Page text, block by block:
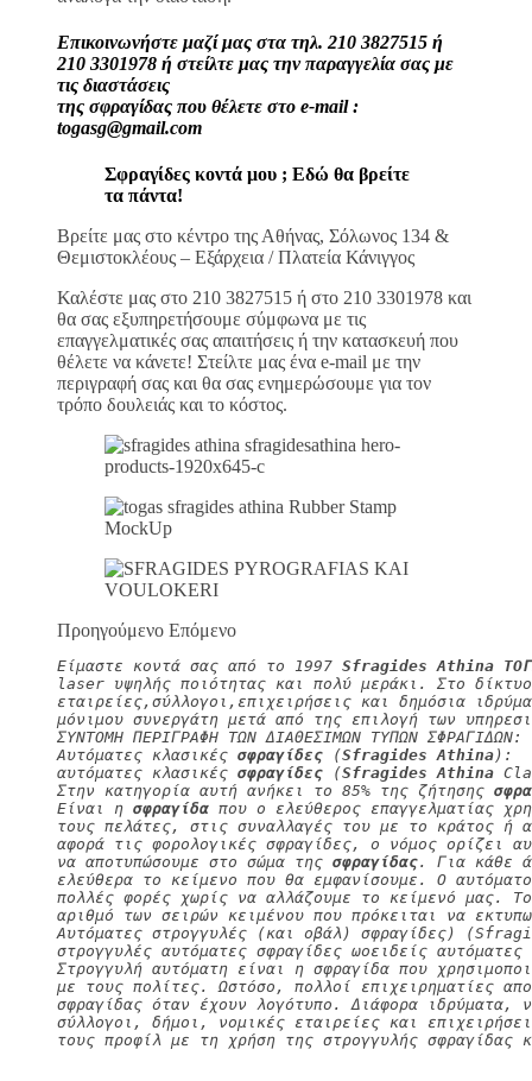
Επικοινωνήστε μαζί μας στα τηλ. 210 3827515 ή
210 3301978 ή στείλτε μας την παραγγελία σας με
τις διαστάσεις
της σφραγίδας που θέλετε στο e-mail :
togasg@gmail.com
Σφραγίδες κοντά μου ; Εδώ θα βρείτε
τα πάντα!
Βρείτε μας στο κέντρο της Αθήνας, Σόλωνος 134 &
Θεμιστοκλέους – Εξάρχεια / Πλατεία Κάνιγγος
Καλέστε μας στο 210 3827515 ή στο 210 3301978 και
θα σας εξυπηρετήσουμε σύμφωνα με τις
επαγγελματικές σας απαιτήσεις ή την κατασκευή που
θέλετε να κάνετε! Στείλτε μας ένα e-mail με την
περιγραφή σας και θα σας ενημερώσουμε για τον
τρόπο δουλειάς και το κόστος.
Προηγούμενο Επόμενο
Είμαστε κοντά σας από το 1997 Sfragides Athina
laser υψηλής ποιότητας και πολύ μεράκι. Στο
εταιρείες,σύλλογοι,επιχειρήσεις και δημόσια
μόνιμου συνεργάτη μετά από της επιλογή των
ΣΥΝΤΟΜΗ ΠΕΡΙΓΡΑΦΗ ΤΩΝ ΔΙΑΘΕΣΙΜΩΝ ΤΥΠΩΝ ΣΦΡΑΓΙΔΩΝ:
Αυτόματες κλασικές σφραγίδες (Sfragides Athina):
αυτόματες κλασικές σφραγίδες (Sfragides Athina
Στην κατηγορία αυτή ανήκει το 85% της ζήτησης
Είναι η σφραγίδα που ο ελεύθερος επαγγελματίας
τους πελάτες, στις συναλλαγές του με το κράτος ή
αφορά τις φορολογικές σφραγίδες, ο νόμος ορίζει
να αποτυπώσουμε στο σώμα της σφραγίδας. Για κάθε
ελεύθερα το κείμενο που θα εμφανίσουμε. Ο
πολλές φορές χωρίς να αλλάζουμε το κείμενό μας.
αριθμό των σειρών κειμένου που πρόκειται να
Αυτόματες στρογγυλές (και οβάλ) σφραγίδες)
στρογγυλές αυτόματες σφραγίδες ωοειδείς αυτόματες
Στρογγυλή αυτόματη είναι η σφραγίδα που
με τους πολίτες. Ωστόσο, πολλοί επιχειρηματίες
σφραγίδας όταν έχουν λογότυπο. Διάφορα ιδρύματα,
σύλλογοι, δήμοι, νομικές εταιρείες και
τους προφίλ με τη χρήση της στρογγυλής